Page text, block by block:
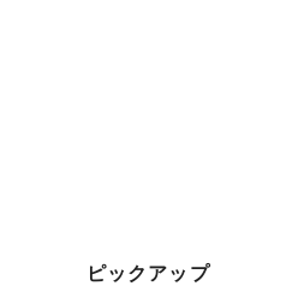
ピックアップ